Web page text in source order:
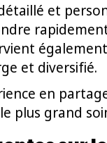
et
et diversifié.
en
plus grand